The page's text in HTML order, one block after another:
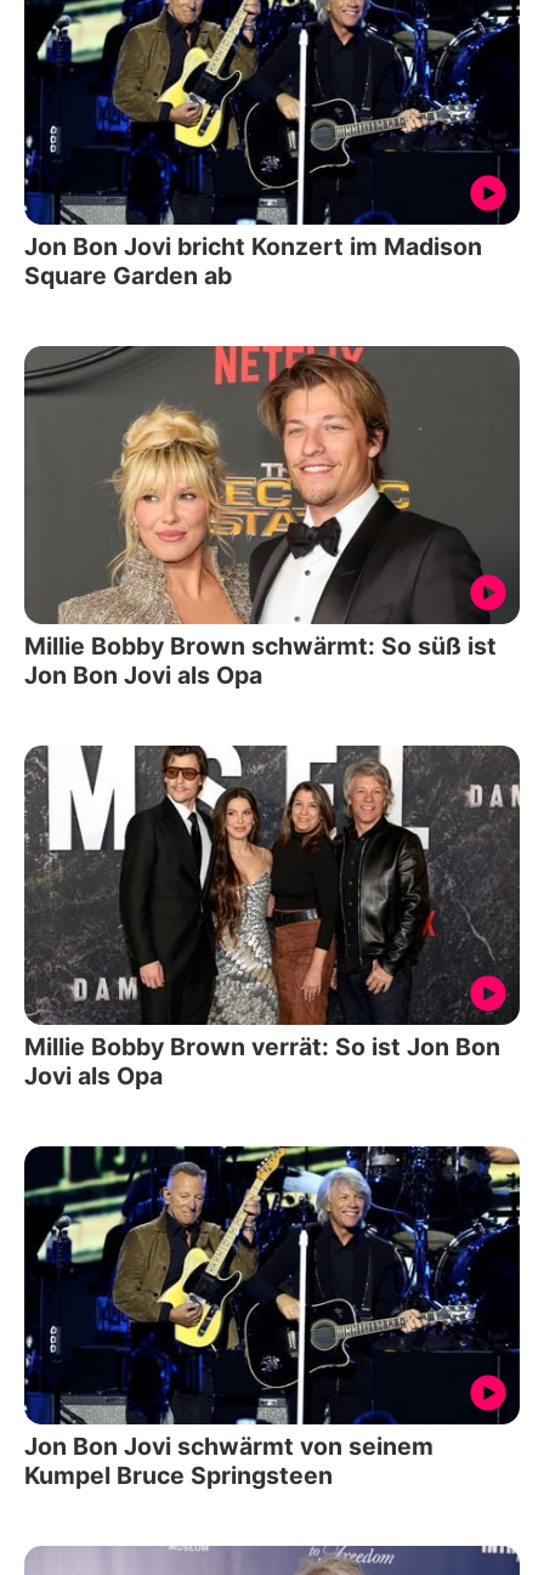
Jon Bon Jovi bricht Konzert im Madison
Square Garden ab
Millie Bobby Brown schwärmt: So süß ist
Jon Bon Jovi als Opa
Millie Bobby Brown verrät: So ist Jon Bon
Jovi als Opa
Jon Bon Jovi schwärmt von seinem
Kumpel Bruce Springsteen